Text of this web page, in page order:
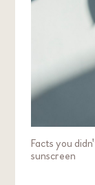
Facts you
sunscreen